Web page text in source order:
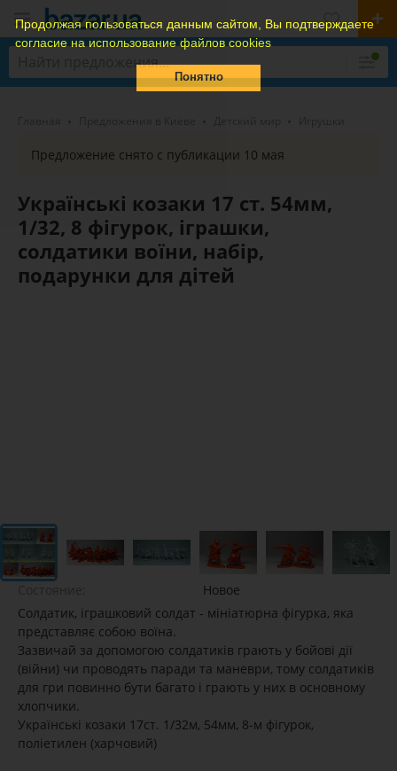
Продолжая пользоваться данным сайтом, Вы подтверждаете
согласие на использование файлов cookies
Понятно
Предложение снято с публикации 10 мая
Українські козаки 17 ст. 54мм,
1/32, 8 фігурок, іграшки,
солдатики воїни, набір,
подарунки для дітей
Новое
Солдатик, іграшковий солдат - мініатюрна фігурка, яка
представляє собою воїна.
Зазвичай за допомогою солдатиків грають у бойові дії
(війни) чи проводять паради та маневри, тому солдатиків
для гри повинно бути багато і грають у них в основному
хлопчики.
Українські козаки 17ст. 1/32м, 54мм, 8-м фігурок,
поліетилен (харчовий)